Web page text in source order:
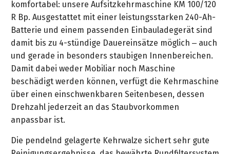
Ansprechpartner
Videos
Kataloge
&
Prospekte
Ansprechpartner
Kundenkarte
"Grill
Club"
WEBER
Grills
und
Grill-
Zubehör
Artikel
Sortiment
Unsere
Marken
Ansprechpartner
Kataloge
&
Prospekte
Unsere
Marken
Ansprechpartner
Kataloge
&
Prospekte
Verbrauchsmaterial
Werkstatteinrichtung
Arbeitsschutz
Handwerkzeuge
Unsere
Marken
Ansprechpartner
Schlüsseldienst
Stahl-
Zuschnitte
Batterierücknahme
Verwaltung
Geschäftsführung
komfortabel: unsere Aufsitzkehrmaschine KM 100/120
R Bp. Ausgestattet mit einer leistungsstarken 240-Ah-
Batterie und einem passenden Einbauladegerät sind
damit bis zu 4-stündige Dauereinsätze möglich – auch
und gerade in besonders staubigen Innenbereichen.
Damit dabei weder Mobiliar noch Maschine
beschädigt werden können, verfügt die Kehrmaschine
über einen einschwenkbaren Seitenbesen, dessen
Drehzahl jederzeit an das Staubvorkommen
anpassbar ist.
Die pendelnd gelagerte Kehrwalze sichert sehr gute